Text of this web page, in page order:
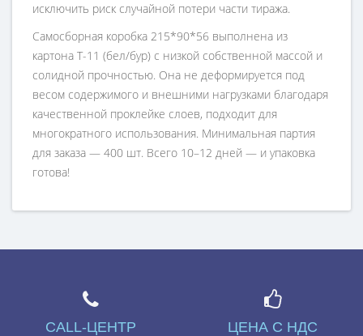
исключить риск случайной потери части тиража.
Самосборная коробка 215*90*56 выполнена из
картона Т-11 (бел/бур) с низкой собственной массой и
солидной прочностью. Она не деформируется под
весом содержимого и внешними нагрузками благодаря
качественной проклейке слоев, подходит для
многократного использования. Минимальная партия
для заказа — 400 шт. Всего 10–12 дней — и упаковка
готова!
CALL-ЦЕНТР ЦЕНА С НДС